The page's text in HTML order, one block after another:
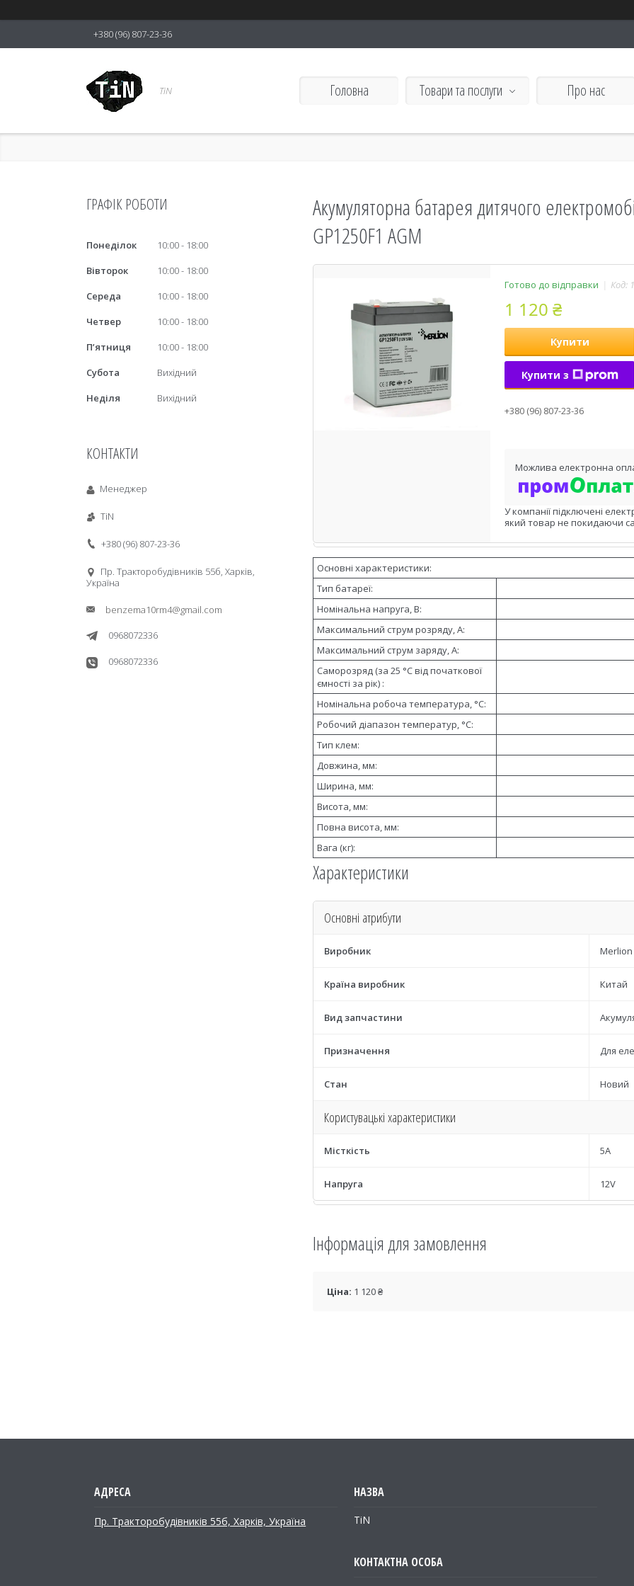
+380 (96) 807-23-36
TiN Головна Товари та послуги Про нас
Акумуляторна батарея дитячого
GP1250F1 AGM
Готово до відправки Код:
1 120 ₴
Купити
Купити з
+380 (96) 807-23-36
У компанії підключені
який товар не покидаючи
Основні характеристики:
Тип батареї:
Номінальна напруга, В:
Максимальний струм розряду, А:
Максимальний струм заряду, А:
Саморозряд (за 25 °C від початкової
ємності за рік) :
Номінальна робоча температура, °C:
Робочий діапазон температур, °C:
Тип клем:
Довжина, мм:
Ширина, мм:
Висота, мм:
Повна висота, мм:
Вага (кг):
Характеристики
Основні атрибути
Виробник Merlion
Країна виробник Китай
Вид запчастини
Призначення Для
Стан Новий
Користувацькі характеристики
Місткість 5А
Напруга 12V
Інформація для замовлення
Ціна: 1 120 ₴
ГРАФІК РОБОТИ
Понеділок 10:00
18:00
Вівторок
10:00
18:00
Середа
10:00
18:00
Четвер
10:00
18:00
Пʼятниця
10:00
18:00
Субота
Вихідний
Неділя
Вихідний
КОНТАКТИ
Менеджер
TiN
+380 (96) 807-23-36
Пр. Тракторобудiвникiв 55б, Харків,
Україна
benzema10rm4@gmail.com
0968072336
0968072336
Пр. Тракторобудiвникiв 55б, Харків, Україна TiN